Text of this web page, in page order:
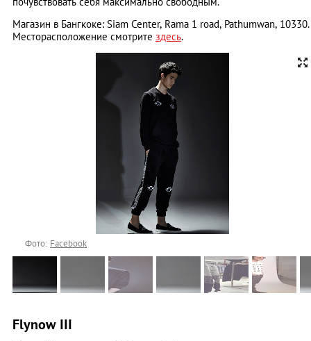
Магазин в Бангкоке: Siam Center, Rama 1 road, Pathumwan, 10330.
Месторасположение смотрите здесь.
Фото: Facebook
Flynow III